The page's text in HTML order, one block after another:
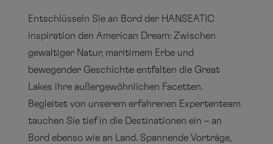
Entschlüsseln Sie an Bord der HANSEATIC
inspiration den American Dream: Zwischen
gewaltiger Natur, maritimem Erbe und
bewegender Geschichte entfalten die Great
Lakes ihre außergewöhnlichen Facetten.
Begleitet von unserem erfahrenen Expertenteam
tauchen Sie tief in die Destinationen ein – an
Bord ebenso wie an Land. Spannende Vorträge,